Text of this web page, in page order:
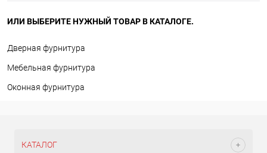
ИЛИ ВЫБЕРИТЕ НУЖНЫЙ ТОВАР В КАТАЛОГЕ.
Дверная фурнитура
Мебельная фурнитура
Оконная фурнитура
КАТАЛОГ